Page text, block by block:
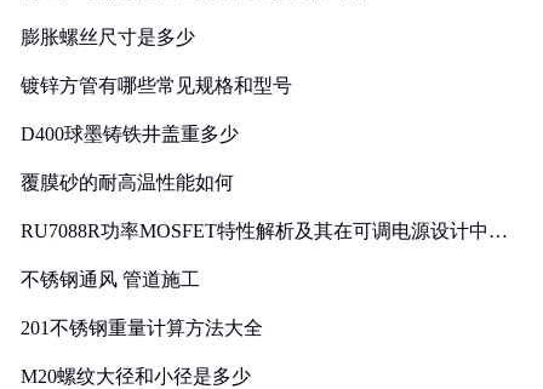
膨胀螺丝尺寸是多少
镀锌方管有哪些常见规格和型号
D400球墨铸铁井盖重多少
覆膜砂的耐高温性能如何
RU7088R功率MOSFET特性解析及其在可调电源设计中的
不锈钢通风 管道施工
201不锈钢重量计算方法大全
M20螺纹大径和小径是多少